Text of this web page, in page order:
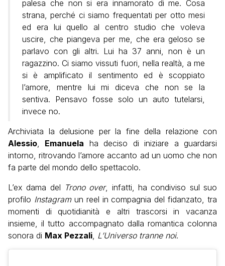
palesa che non si era innamorato di me. Cosa
strana, perché ci siamo frequentati per otto mesi
ed era lui quello al centro studio che voleva
uscire, che piangeva per me, che era geloso se
parlavo con gli altri. Lui ha 37 anni, non è un
ragazzino. Ci siamo vissuti fuori, nella realtà, a me
si è amplificato il sentimento ed è scoppiato
l’amore, mentre lui mi diceva che non se la
sentiva. Pensavo fosse solo un auto tutelarsi,
invece no.
Archiviata la delusione per la fine della relazione con
Alessio
Emanuela ha deciso di iniziare a guardarsi
intorno, ritrovando l’amore accanto ad un uomo che non
fa parte del mondo dello spettacolo.
L’ex dama del Trono over, infatti, ha condiviso sul suo
profilo Instagramun reel in compagnia del fidanzato, tra
momenti di quotidianità e altri trascorsi in vacanza
insieme, il tutto accompagnato dalla romantica colonna
sonora di Max Pezzali L’Universo tranne noi.